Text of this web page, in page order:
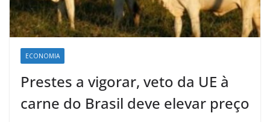
ECONOMIA
Prestes a vigorar, veto da UE à
carne do Brasil deve elevar preço